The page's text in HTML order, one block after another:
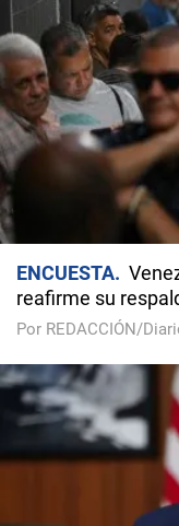
ENCUESTA
reafirme su
Por REDACCIÓN/